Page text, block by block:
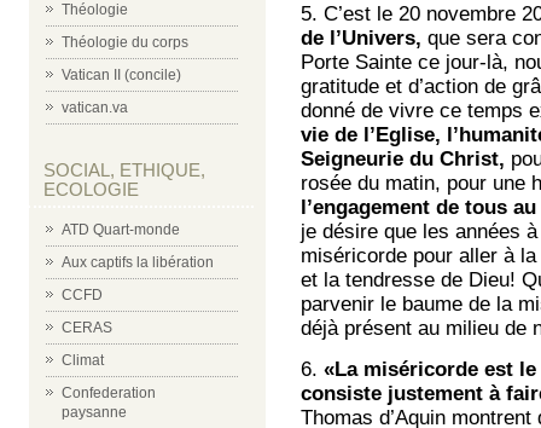
Théologie
Théologie du corps
Vatican II (concile)
vatican.va
SOCIAL, ETHIQUE,
ECOLOGIE
ATD Quart-monde
Aux captifs la libération
CCFD
CERAS
Climat
Confederation
paysanne
5. C’est le 20 novembre
de l’Univers, que sera
Porte Sainte ce jour-là,
gratitude et d’action de
donné de vivre ce temps
vie de l’Eglise,
Seigneurie du Christ,
rosée du matin, pour une
l’engagement de tous
je désire que les années
miséricorde pour aller à
et la tendresse de Dieu!
parvenir le baume de la
déjà présent au milieu de
6. «La miséricorde est
consiste justement à
Thomas d’Aquin